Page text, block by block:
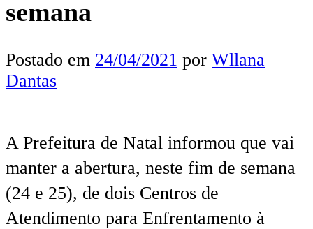
semana
Postado em 24/04/2021 por Wllana
Dantas
A Prefeitura de Natal informou que vai
manter a abertura, neste fim de semana
(24 e 25), de dois Centros de
Atendimento para Enfrentamento à